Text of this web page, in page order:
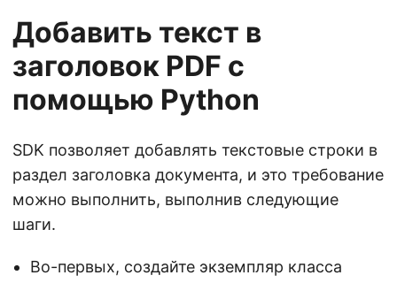
Добавить текст в
заголовок PDF с
помощью Python
SDK позволяет добавлять текстовые строки в
раздел заголовка документа, и это требование
можно выполнить, выполнив следующие
шаги.
Во-первых, создайте экземпляр класса